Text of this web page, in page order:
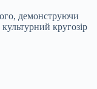
демонструючи
кругозір